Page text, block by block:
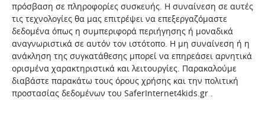
πρόσβαση σε πληροφορίες συσκευής. Η συναίνεση σε αυτές
τις τεχνολογίες θα μας επιτρέψει να επεξεργαζόμαστε
δεδομένα όπως η συμπεριφορά περιήγησης ή μοναδικά
αναγνωριστικά σε αυτόν τον ιστότοπο. Η μη συναίνεση ή η
ανάκληση της συγκατάθεσης μπορεί να επηρεάσει αρνητικά
ορισμένα χαρακτηριστικά και λειτουργίες. Παρακαλούμε
διαβάστε παρακάτω τους όρους χρήσης και την πολιτική
προστασίας δεδομένων του SaferInternet4kids.gr .